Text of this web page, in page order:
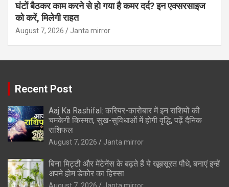
घंटों बैठकर काम करने से हो गया है कमर दर्द? इन एक्सरसाइज
को करें, मिलेगी राहत
August 7, 2026 Janta mirror
Recent Post
Aaj Ka Rashifal: करियर-कारोबार में इन राशियों की
चमकेगी किस्मत, सुख-सुविधाओं में होगी वृद्धि, पढ़ें दैनिक
राशिफल
August 7, 2026 Janta mirror
बिना मिट्टी और मेंटेनेंस के बढ़ते हैं ये खूबसूरत पौधे, बनाएं इन्‍हें
अपने होम डेकोर का हिस्‍सा